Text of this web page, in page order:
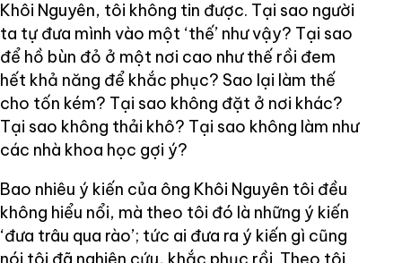
Khôi Nguyên, tôi không tin được. Tại sao người
ta tự đưa mình vào một ‘thế’ như vậy? Tại sao
để hồ bùn đỏ ở một nơi cao như thế rồi đem
hết khả năng để khắc phục? Sao lại làm thế
cho tốn kém? Tại sao không đặt ở nơi khác?
Tại sao không thải khô? Tại sao không làm như
các nhà khoa học gợi ý?
Bao nhiêu ý kiến của ông Khôi Nguyên tôi đều
không hiểu nổi, mà theo tôi đó là những ý kiến
‘đưa trâu qua rào’; tức ai đưa ra ý kiến gì cũng